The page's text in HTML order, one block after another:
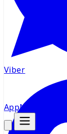
AppMsr
Viber